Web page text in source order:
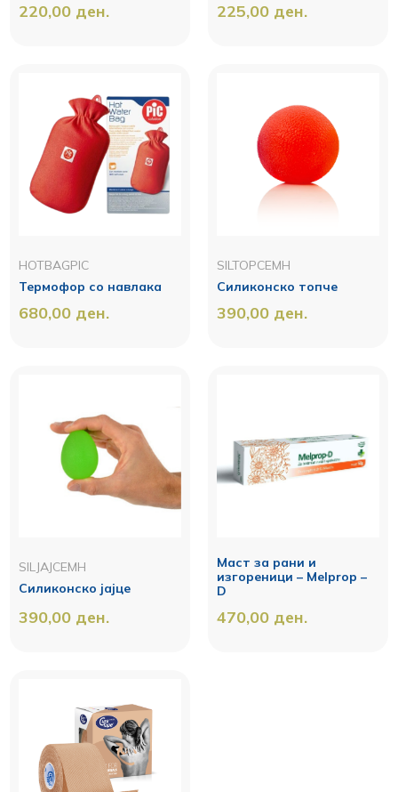
220,00 ден. 225,00 ден.
HOTBAGPIC
Термофор со навлака
680,00 ден.
SILTOPCEMH
Силиконско топче
390,00 ден.
SILJAJCEMH
Силиконско јајце
390,00 ден.
Маст за рани и
изгореници – Melprop –
D
470,00 ден.